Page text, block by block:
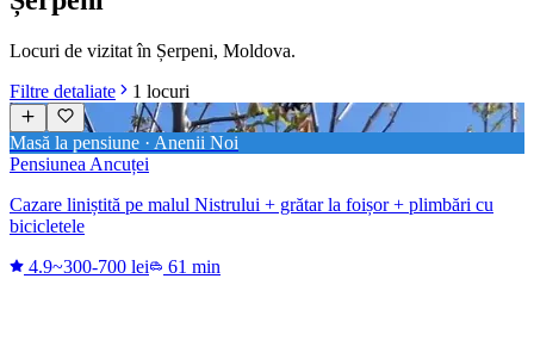
Locuri de vizitat în Șerpeni, Moldova.
Filtre detaliate
1 locuri
Masă la pensiune · Anenii Noi
Pensiunea Ancuței
Cazare liniștită pe malul Nistrului + grătar la foișor + plimbări cu
bicicletele
4.9~300-700 lei 61 min